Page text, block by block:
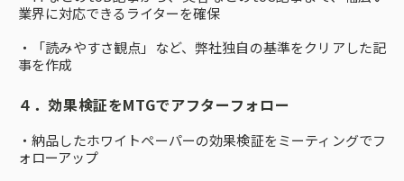
業界に対応できるライターを確保
・「読みやすさ観点」など、弊社独自の基準をクリアした記
事を作成
４．効果検証をMTGでアフターフォロー
・納品したホワイトペーパーの効果検証をミーティングでフ
ォローアップ